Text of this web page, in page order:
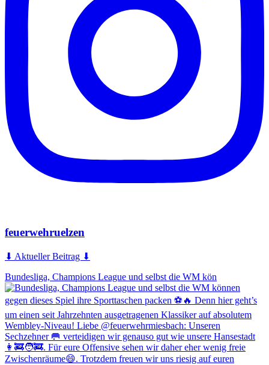
feuerwehruelzen
⬇ Aktueller Beitrag ⬇
Bundesliga, Champions League und selbst die WM kön